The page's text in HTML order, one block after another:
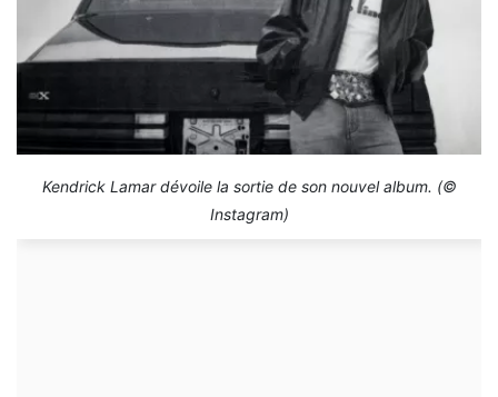
Kendrick Lamar dévoile la sortie de son nouvel album. (©
Instagram)